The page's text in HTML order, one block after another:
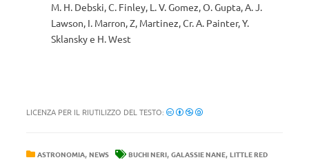
M. H. Debski, C. Finley, L. V. Gomez, O. Gupta, A. J.
Lawson, I. Marron, Z, Martinez, Cr. A. Painter, Y.
Sklansky e H. West
LICENZA PER IL RIUTILIZZO DEL TESTO:
ASTRONOMIA, NEWS BUCHI NERI, GALASSIE NANE, LITTLE RED